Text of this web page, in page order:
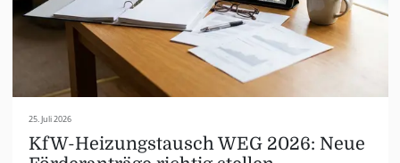
25. Juli 2026
KfW-Heizungstausch WEG 2026: Neue